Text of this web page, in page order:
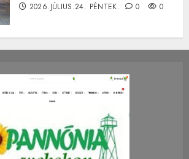
2026.JÚLIUS.24. PÉNTEK. 0 0